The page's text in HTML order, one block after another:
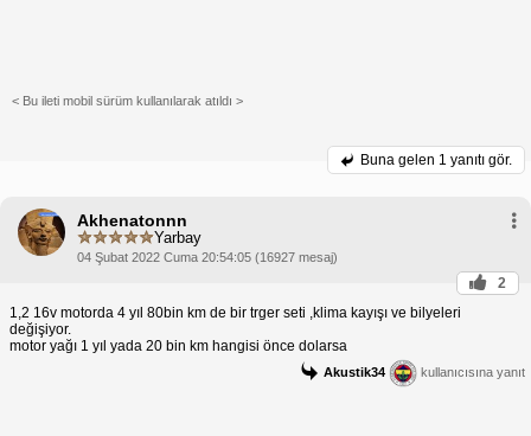
< Bu ileti mobil sürüm kullanılarak atıldı >
Buna gelen 1 yanıtı gör.
Akhenatonnn
Yarbay
04 Şubat 2022 Cuma 20:54:05 (16927 mesaj)
2
1,2 16v motorda 4 yıl 80bin km de bir trger seti ,klima kayışı ve bilyeleri
değişiyor.
motor yağı 1 yıl yada 20 bin km hangisi önce dolarsa
Akustik34 kullanıcısına yanıt